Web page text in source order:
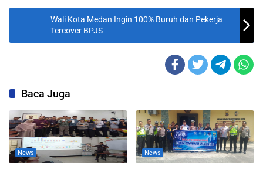
Wali Kota Medan Ingin 100% Buruh dan Pekerja
Tercover BPJS
Baca Juga
News News